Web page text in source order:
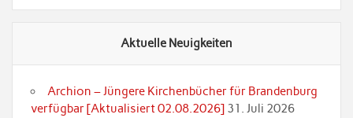
Aktuelle Neuigkeiten
Archion – Jüngere Kirchenbücher für Brandenburg
verfügbar [Aktualisiert 02.08.2026] 31. Juli 2026